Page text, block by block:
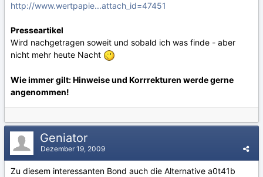
http://www.wertpapie...attach_id=47451
Presseartikel
Wird nachgetragen soweit und sobald ich was finde - aber
nicht mehr heute Nacht
Wie immer gilt: Hinweise und Korrrekturen werde gerne
angenommen!
Geniator
Dezember 19, 2009
Zu diesem interessanten Bond auch die Alternative a0t41b